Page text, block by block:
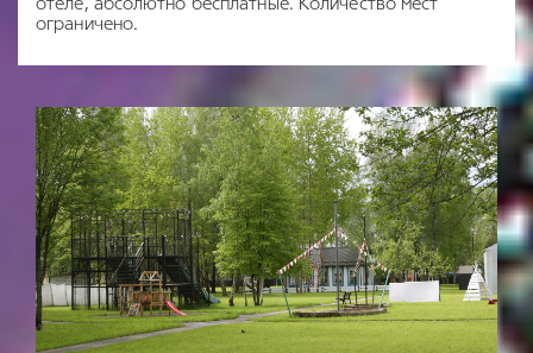
отеле, абсолютно бесплатные. Количество мест
ограничено.